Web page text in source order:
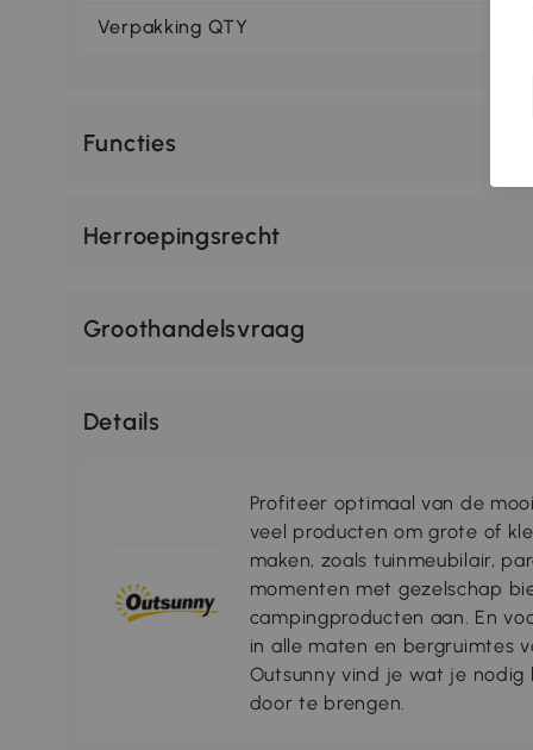
Verpakking QTY
Functies
Herroepingsrecht
Groothandelsvraag
Details
Profiteer optimaal van de
veel producten om grote of
maken, zoals tuinmeubilair,
momenten met gezelschap
campingproducten aan. En
in alle maten en bergruimtes
Outsunny vind je wat je
door te brengen.